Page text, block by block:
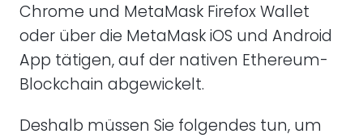
Chrome und MetaMask Firefox Wallet
oder über die MetaMask iOS und Android
App tätigen, auf der nativen Ethereum-
Blockchain abgewickelt.
Deshalb müssen Sie folgendes tun, um